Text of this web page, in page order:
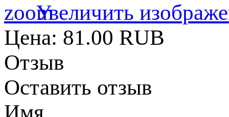
Увеличить
Цена: 81.00 RUB
Отзыв
Оставить отзыв